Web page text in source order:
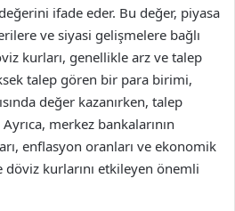
ifade eder. Bu değer, piyasa
ve siyasi gelişmelere bağlı
kurları, genellikle arz ve talep
talep gören bir para birimi,
değer kazanırken, talep
merkez bankalarının
enflasyon oranları ve ekonomik
kurlarını etkileyen önemli